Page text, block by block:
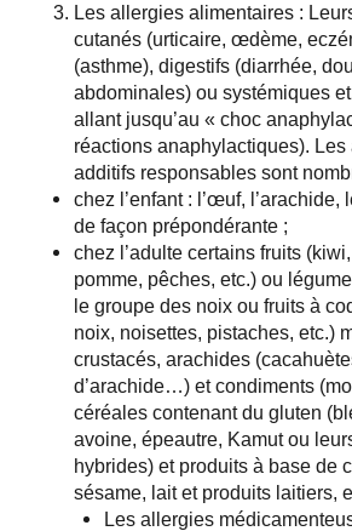
Les allergies alimentaires :
cutanés (urticaire, œdème,
(asthme), digestifs (diarrhée,
abdominales) ou systémiques
allant jusqu’au « choc
réactions anaphylactiques). Les
additifs responsables sont
chez l’enfant : l’œuf, l’arachide,
de façon prépondérante ;
chez l’adulte certains fruits
pomme, pêches, etc.) ou
le groupe des noix ou fruits à
noix, noisettes, pistaches, etc.)
crustacés, arachides
d’arachide…) et condiments
céréales contenant du gluten
avoine, épeautre, Kamut ou
hybrides) et produits à base de
sésame, lait et produits laitiers,
Les allergies